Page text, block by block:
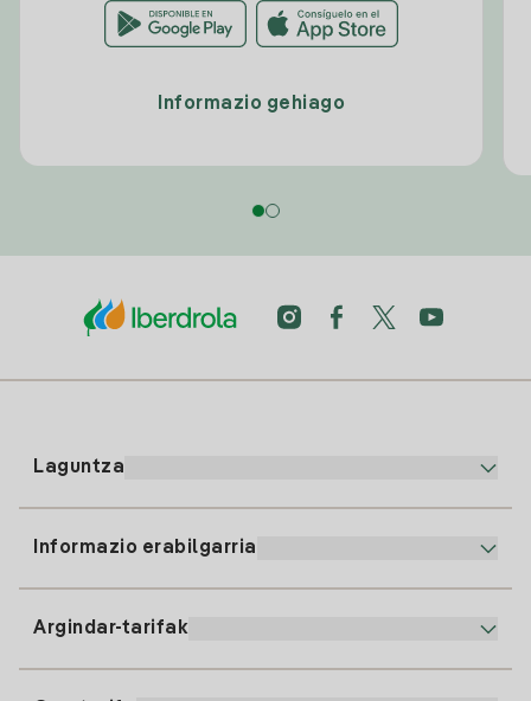
Informazio gehiago
Laguntza
Informazio erabilgarria
Argindar-tarifak